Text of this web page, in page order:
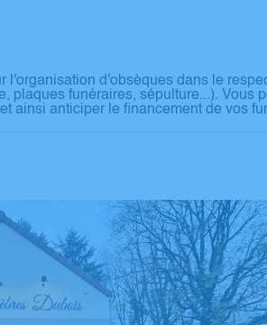
l'organisation d'obsèques dans le
plaques funéraires, sépulture...). Vous
ainsi anticiper le financement de vos